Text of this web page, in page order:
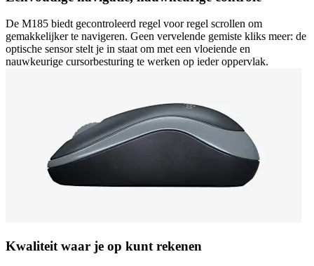
De M185 biedt gecontroleerd regel voor regel scrollen om
gemakkelijker te navigeren. Geen vervelende gemiste kliks meer: de
optische sensor stelt je in staat om met een vloeiende en
nauwkeurige cursorbesturing te werken op ieder oppervlak.
Kwaliteit waar je op kunt rekenen